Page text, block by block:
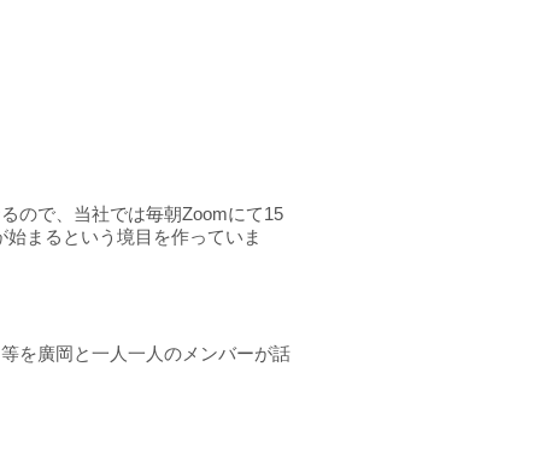
ので、当社では毎朝Zoomにて15
まるという境目を作っていま
を廣岡と一人一人のメンバーが話